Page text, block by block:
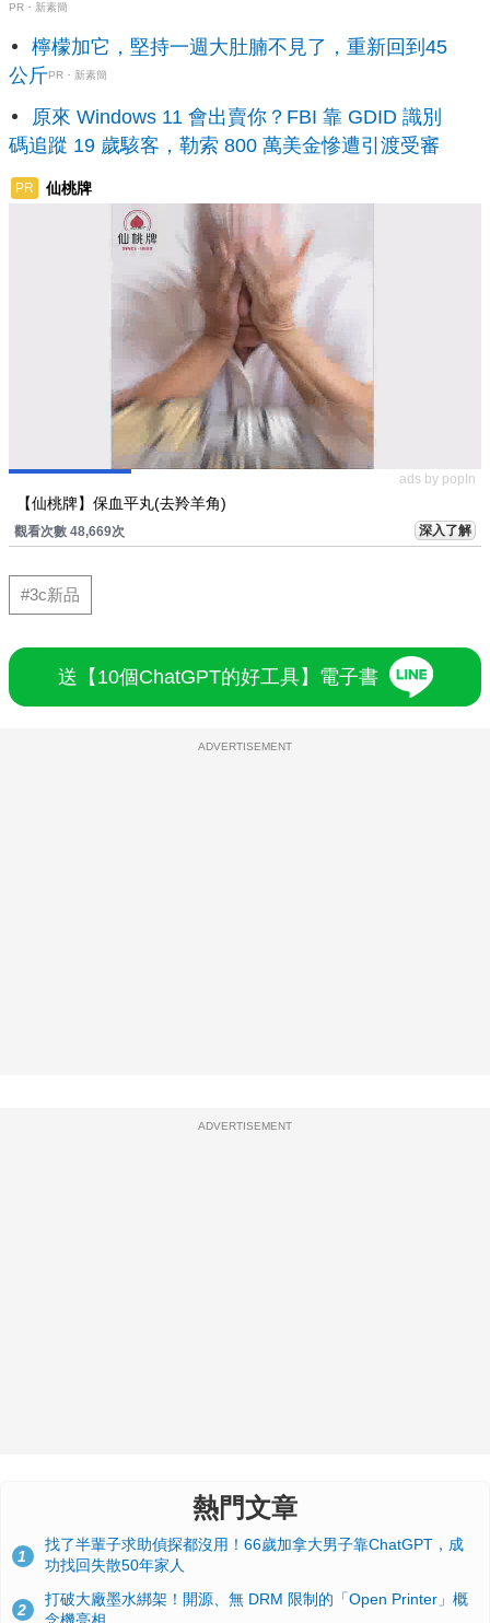
PR・新素簡
檸檬加它，堅持一週大肚腩不見了，重新回到45
公斤PR・新素簡
原來 Windows 11 會出賣你？FBI 靠 GDID 識別
碼追蹤 19 歲駭客，勒索 800 萬美金慘遭引渡受審
PR 仙桃牌
ads by popIn
【仙桃牌】保血平丸(去羚羊角)
觀看次數 48,669次 深入了解
#3c新品
送【10個ChatGPT的好工具】電子書
ADVERTISEMENT
ADVERTISEMENT
熱門文章
1
找了半輩子求助偵探都沒用！66歲加拿大男子靠ChatGPT，成
功找回失散50年家人
2
打破大廠墨水綁架！開源、無 DRM 限制的「Open Printer」概
念機亮相